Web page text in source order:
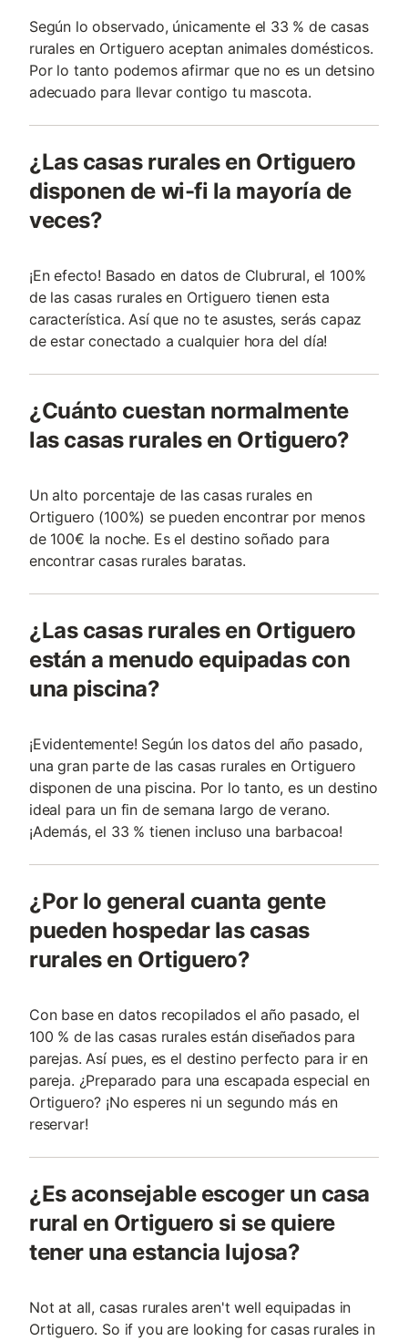
Según lo observado, únicamente el 33 % de casas
rurales en Ortiguero aceptan animales domésticos.
Por lo tanto podemos afirmar que no es un detsino
adecuado para llevar contigo tu mascota.
¿Las casas rurales en Ortiguero
disponen de wi-fi la mayoría de
veces?
¡En efecto! Basado en datos de Clubrural, el 100%
de las casas rurales en Ortiguero tienen esta
característica. Así que no te asustes, serás capaz
de estar conectado a cualquier hora del día!
¿Cuánto cuestan normalmente
las casas rurales en Ortiguero?
Un alto porcentaje de las casas rurales en
Ortiguero (100%) se pueden encontrar por menos
de 100€ la noche. Es el destino soñado para
encontrar casas rurales baratas.
¿Las casas rurales en Ortiguero
están a menudo equipadas con
una piscina?
¡Evidentemente! Según los datos del año pasado,
una gran parte de las casas rurales en Ortiguero
disponen de una piscina. Por lo tanto, es un destino
ideal para un fin de semana largo de verano.
¡Además, el 33 % tienen incluso una barbacoa!
¿Por lo general cuanta gente
pueden hospedar las casas
rurales en Ortiguero?
Con base en datos recopilados el año pasado, el
100 % de las casas rurales están diseñados para
parejas. Así pues, es el destino perfecto para ir en
pareja. ¿Preparado para una escapada especial en
Ortiguero? ¡No esperes ni un segundo más en
reservar!
¿Es aconsejable escoger un casa
rural en Ortiguero si se quiere
tener una estancia lujosa?
Not at all, casas rurales aren't well equipadas in
Ortiguero. So if you are looking for casas rurales in